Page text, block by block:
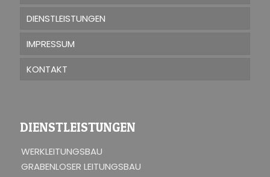
DIENSTLEISTUNGEN
IMPRESSUM
KONTAKT
DIENSTLEISTUNGEN
WERKLEITUNGSBAU
GRABENLOSER LEITUNGSBAU